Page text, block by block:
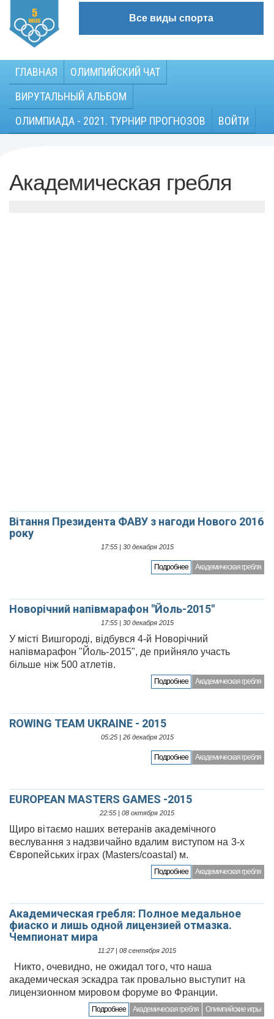
Все виды спорта
ГЛАВНАЯ
ОЛИМПИЙСКИЙ ЧАТ
ВИРУТАЛЬНЫЙ АЛЬБОМ
ОЛИМПИАДА - 2021. ТУРНИР ПРОГНОЗОВ
ВОЙТИ
Академическая гребля
Вітання Президента ФАВУ з нагоди Нового 2016
року
17:55 | 30 декабря 2015
Академическая гребля
Подробнее
Новорічний напівмарафон "Йоль-2015"
17:55 | 30 декабря 2015
У місті Вишгороді, відбувся 4-й Новорічний
напівмарафон "Йоль-2015", де прийняло участь
більше ніж 500 атлетів.
Академическая гребля
Подробнее
ROWING TEAM UKRAINE - 2015
05:25 | 26 декабря 2015
Академическая гребля
Подробнее
EUROPEAN MASTERS GAMES -2015
22:55 | 08 октября 2015
Щиро вітаємо наших ветеранів академічного
веслування з надзвичайно вдалим виступом на 3-х
Європейських іграх (Мasters/coastal) м.
Академическая гребля
Подробнее
Академическая гребля: Полное медальное
фиаско и лишь одной лицензией отмазка.
Чемпионат мира
11:27 | 08 сентября 2015
Никто, очевидно, не ожидал того, что наша
академическая эскадра так провально выступит на
лицензионном мировом форуме во Франции.
Олимпийские игры
Академическая гребля
Подробнее